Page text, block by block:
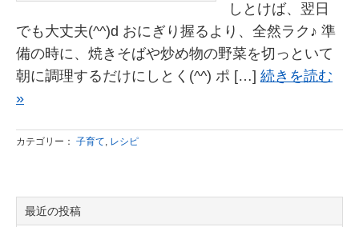
しとけば、翌日
でも大丈夫(^^)d おにぎり握るより、全然ラク♪ 準
備の時に、焼きそばや炒め物の野菜を切っといて
朝に調理するだけにしとく(^^) ポ […] 続きを読む
»
カテゴリー： 子育て, レシピ
最近の投稿